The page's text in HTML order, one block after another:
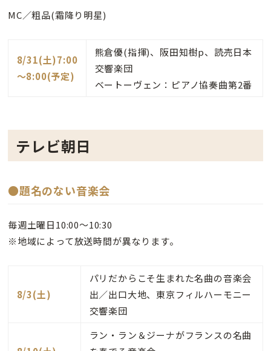
MC／粗品(霜降り明星)
8/31(土)7:00
～8:00(予定)
熊倉優(指揮)、阪田知樹p、読売日本
交響楽団
ベートーヴェン：ピアノ協奏曲第2番
テレビ朝日
●題名のない音楽会
毎週土曜日10:00〜10:30
※地域によって放送時間が異なります。
8/3(土)
パリだからこそ生まれた名曲の音楽会
出／出口大地、東京フィルハーモニー
交響楽団
ラン・ラン＆ジーナがフランスの名曲